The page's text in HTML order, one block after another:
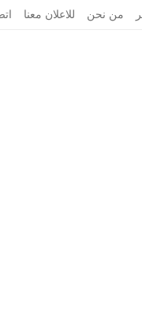
من نحن للاعلان معنا